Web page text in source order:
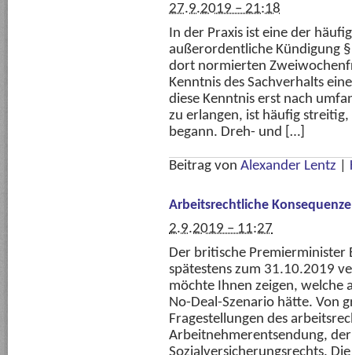
27.9.2019 – 21:18
In der Praxis ist eine der
außerordentliche Kündigung
dort normierten
Kenntnis des Sachverhalts
diese Kenntnis erst nach
zu erlangen, ist häufig
begann. Dreh- und […]
Beitrag von Alexander Lentz
Arbeitsrechtliche
2.9.2019 – 11:27
Der britische Premierminister
spätestens zum 31.10.2019
möchte Ihnen zeigen, welche
No-Deal-Szenario hätte. Von
Fragestellungen des
Arbeitnehmerentsendung,